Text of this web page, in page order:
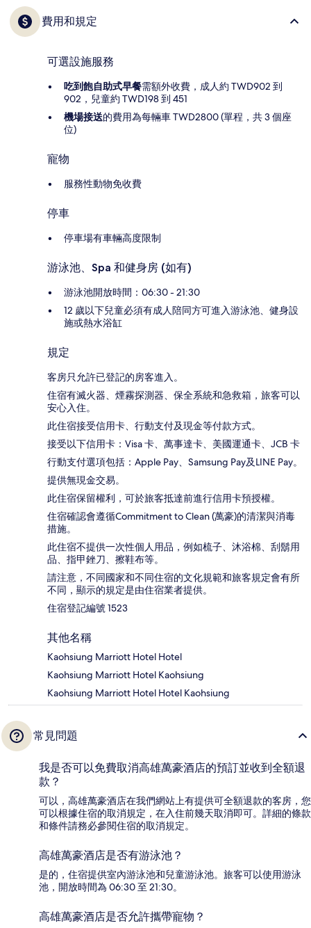
費用和規定
可選設施服務
吃到飽自助式早餐需額外收費，成人約 TWD902 到
902，兒童約 TWD198 到 451
機場接送的費用為每輛車 TWD2800 (單程，共 3 個座
位)
寵物
服務性動物免收費
停車
停車場有車輛高度限制
游泳池、Spa 和健身房 (如有)
游泳池開放時間：06:30 - 21:30
12 歲以下兒童必須有成人陪同方可進入游泳池、健身設
施或熱水浴缸
規定
客房只允許已登記的房客進入。
住宿有滅火器、煙霧探測器、保全系統和急救箱，旅客可以
安心入住。
此住宿接受信用卡、行動支付及現金等付款方式。
接受以下信用卡：Visa 卡、萬事達卡、美國運通卡、JCB 卡
行動支付選項包括：Apple Pay、Samsung Pay及LINE Pay。
提供無現金交易。
此住宿保留權利，可於旅客抵達前進行信用卡預授權。
住宿確認會遵循Commitment to Clean (萬豪)的清潔與消毒
措施。
此住宿不提供一次性個人用品，例如梳子、沐浴棉、刮鬍用
品、指甲銼刀、擦鞋布等。
請注意，不同國家和不同住宿的文化規範和旅客規定會有所
不同，顯示的規定是由住宿業者提供。
住宿登記編號 1523
其他名稱
Kaohsiung Marriott Hotel Hotel
Kaohsiung Marriott Hotel Kaohsiung
Kaohsiung Marriott Hotel Hotel Kaohsiung
常見問題
我是否可以免費取消高雄萬豪酒店的預訂並收到全額退
款？
可以，高雄萬豪酒店在我們網站上有提供可全額退款的客房，您
可以根據住宿的取消規定，在入住前幾天取消即可。詳細的條款
和條件請務必參閱住宿的取消規定。
高雄萬豪酒店是否有游泳池？
是的，住宿提供室內游泳池和兒童游泳池。旅客可以使用游泳
池，開放時間為 06:30 至 21:30。
高雄萬豪酒店是否允許攜帶寵物？